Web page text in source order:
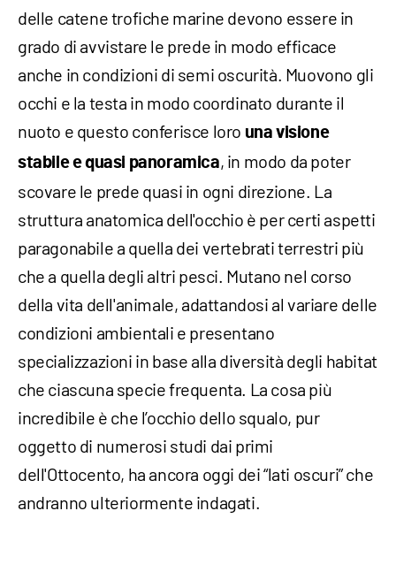
delle catene trofiche marine devono essere in
grado di avvistare le prede in modo efficace
anche in condizioni di semi oscurità. Muovono gli
occhi e la testa in modo coordinato durante il
nuoto e questo conferisce loro una visione
stabile e quasi panoramica, in modo da poter
scovare le prede quasi in ogni direzione. La
struttura anatomica dell'occhio è per certi aspetti
paragonabile a quella dei vertebrati terrestri più
che a quella degli altri pesci. Mutano nel corso
della vita dell'animale, adattandosi al variare delle
condizioni ambientali e presentano
specializzazioni in base alla diversità degli habitat
che ciascuna specie frequenta. La cosa più
incredibile è che l’occhio dello squalo, pur
oggetto di numerosi studi dai primi
dell'Ottocento, ha ancora oggi dei “lati oscuri” che
andranno ulteriormente indagati.